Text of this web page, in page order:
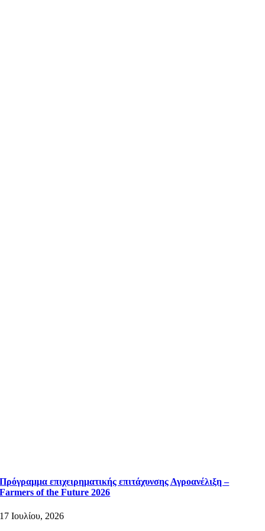
Πρόγραμμα επιχειρηματικής επιτάχυνσης Αγροανέλιξη –
Farmers of the Future 2026
17 Ιουλίου, 2026